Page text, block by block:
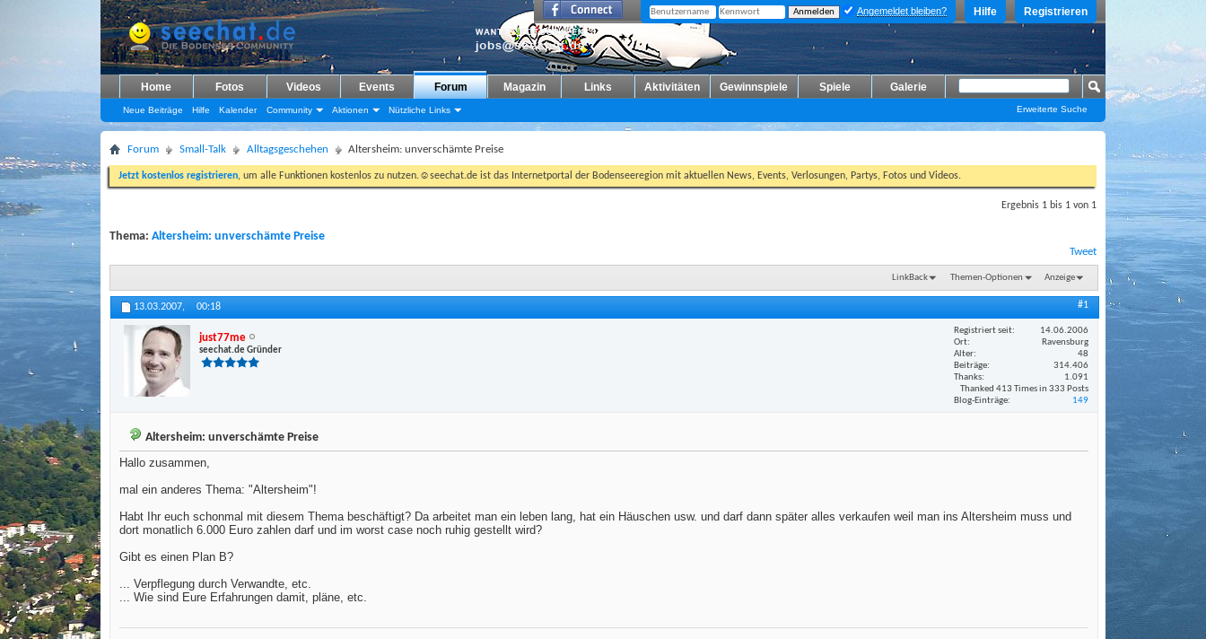
Registrieren
Hilfe
Angemeldet bleiben?
Home Fotos Videos Events Forum
Neue Beiträge Hilfe Kalender Community Aktionen Nützliche Links
Magazin Links Aktivitäten Gewinnspiele Spiele Galerie
Erweiterte Suche
Forum Small-Talk Alltagsgeschehen Altersheim: unverschämte Preise
Jetzt kostenlos registrieren, um alle Funktionen kostenlos zu nutzen.☺seechat.de ist das Internetportal der Bodenseeregion mit aktuellen News, Events, Verlosungen, Partys, Fotos und Videos.
Ergebnis 1 bis 1 von 1
Thema: Altersheim: unverschämte Preise
Tweet
LinkBack Themen-Optionen Anzeige
13.03.2007, 00:18 #1
just77me
seechat.de Gründer
Registriert seit
14.06.2006
Ort
Ravensburg
Alter
48
Beiträge
314.406
Thanks
1.091
Thanked 413 Times in 333 Posts
Blog-Einträge
149
Altersheim: unverschämte Preise
Hallo zusammen,
mal ein anderes Thema: "Altersheim"!
Habt Ihr euch schonmal mit diesem Thema beschäftigt? Da arbeitet man ein leben lang, hat ein Häuschen usw. und darf dann später alles verkaufen weil man ins Altersheim muss und
dort monatlich 6.000 Euro zahlen darf und im worst case noch ruhig gestellt wird?
Gibt es einen Plan B?
... Verpflegung durch Verwandte, etc.
... Wie sind Eure Erfahrungen damit, pläne, etc.